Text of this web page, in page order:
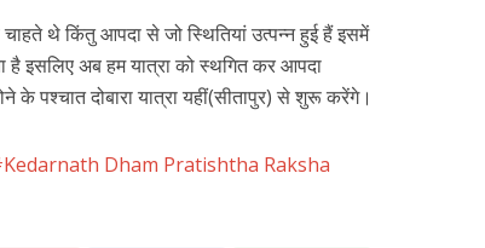
थे किंतु आपदा से जो स्थितियां उत्पन्न हुई हैं इसमें
है इसलिए अब हम यात्रा को स्थगित कर आपदा
के पश्चात दोबारा यात्रा यहीं(सीतापुर) से शुरू करेंगे।
Kedarnath Dham Pratishtha Raksha